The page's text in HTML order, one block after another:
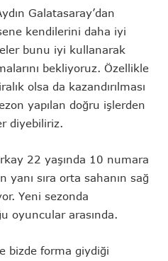
Galatasaray’dan
kendilerini daha iyi
bunu iyi kullanarak
bekliyoruz. Özellikle
olsa da kazandırılması
yapılan doğru işlerden
diyebiliriz.
22 yaşında 10 numara
yanı sıra orta sahanın sağ
Yeni sezonda
oyuncular arasında.
bizde forma giydiği